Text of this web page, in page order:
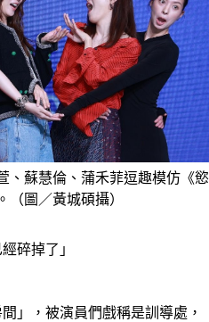
、蘇慧倫、蒲禾菲逗趣模仿《
（圖／黃城碩攝）
碎掉了」
」，被演員們戲稱是訓導處，